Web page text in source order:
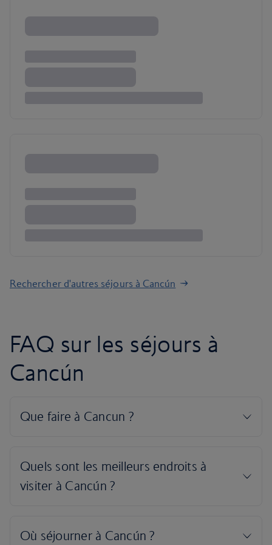
Rechercher d'autres séjours à Cancún
FAQ sur les séjours à
Cancún